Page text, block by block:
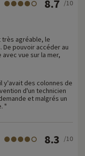
8.7 /10
très agréable, le
De pouvoir accéder au
avec vue sur la mer,
y'avait des colonnes de
d'un technicien
et malgrés un
"
8.3 /10